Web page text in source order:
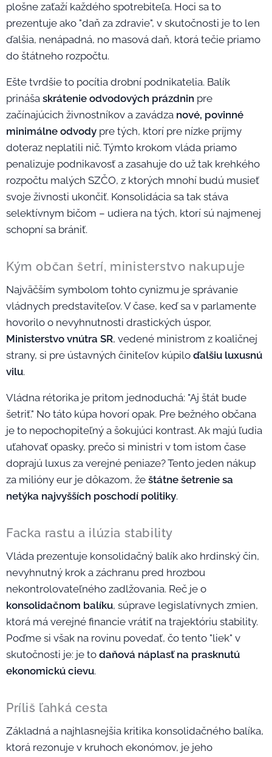
plošne zaťaží každého spotrebiteľa. Hoci sa to
prezentuje ako "daň za zdravie", v skutočnosti je to len
ďalšia, nenápadná, no masová daň, ktorá tečie priamo
do štátneho rozpočtu.
Ešte tvrdšie to pocítia drobní podnikatelia. Balík
prináša skrátenie odvodových prázdnin pre
začínajúcich živnostníkov a zavádza nové, povinné
minimálne odvody pre tých, ktorí pre nízke príjmy
doteraz neplatili nič. Týmto krokom vláda priamo
penalizuje podnikavosť a zasahuje do už tak krehkého
rozpočtu malých SZČO, z ktorých mnohí budú musieť
svoje živnosti ukončiť. Konsolidácia sa tak stáva
selektívnym bičom – udiera na tých, ktorí sú najmenej
schopní sa brániť.
Kým občan šetrí, ministerstvo nakupuje
Najväčším symbolom tohto cynizmu je správanie
vládnych predstaviteľov. V čase, keď sa v parlamente
hovorilo o nevyhnutnosti drastických úspor,
Ministerstvo vnútra SR, vedené ministrom z koaličnej
strany, si pre ústavných činiteľov kúpilo ďalšiu luxusnú
vilu.
Vládna rétorika je pritom jednoduchá: "Aj štát bude
šetriť." No táto kúpa hovorí opak. Pre bežného občana
je to nepochopiteľný a šokujúci kontrast. Ak majú ľudia
uťahovať opasky, prečo si ministri v tom istom čase
doprajú luxus za verejné peniaze? Tento jeden nákup
za milióny eur je dôkazom, že štátne šetrenie sa
netýka najvyšších poschodí politiky.
Facka rastu a ilúzia stability
Vláda prezentuje konsolidačný balík ako hrdinský čin,
nevyhnutný krok a záchranu pred hrozbou
nekontrolovateľného zadlžovania. Reč je o
konsolidačnom balíku, súprave legislatívnych zmien,
ktorá má verejné financie vrátiť na trajektóriu stability.
Poďme si však na rovinu povedať, čo tento "liek" v
skutočnosti je: je to daňová náplasť na prasknutú
ekonomickú cievu.
Príliš ľahká cesta
Základná a najhlasnejšia kritika konsolidačného balíka,
ktorá rezonuje v kruhoch ekonómov, je jeho